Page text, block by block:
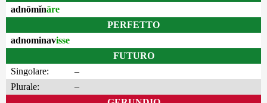
adnōmĭnāre
PERFETTO
adnominavisse
FUTURO
Singolare:
–
Plurale:
–